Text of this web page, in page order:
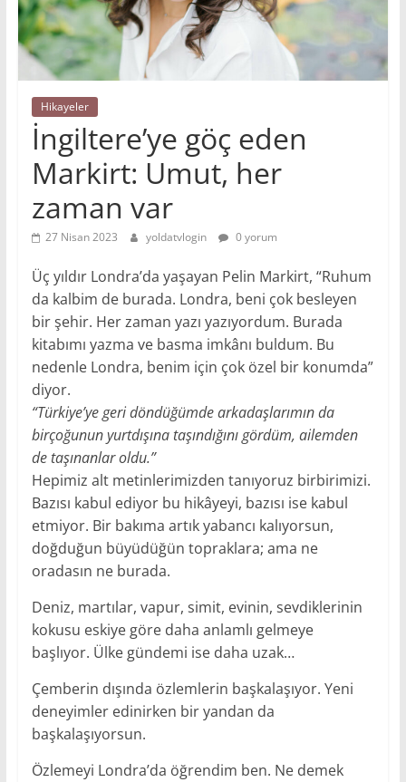
Hikayeler
İngiltere’ye göç eden
Markirt: Umut, her
zaman var
27 Nisan 2023 yoldatvlogin 0 yorum
Üç yıldır Londra’da yaşayan Pelin Markirt, “Ruhum
da kalbim de burada. Londra, beni çok besleyen
bir şehir. Her zaman yazı yazıyordum. Burada
kitabımı yazma ve basma imkânı buldum. Bu
nedenle Londra, benim için çok özel bir konumda”
diyor.
“Türkiye’ye geri döndüğümde arkadaşlarımın da
birçoğunun yurtdışına taşındığını gördüm, ailemden
de taşınanlar oldu.”
Hepimiz alt metinlerimizden tanıyoruz birbirimizi.
Bazısı kabul ediyor bu hikâyeyi, bazısı ise kabul
etmiyor. Bir bakıma artık yabancı kalıyorsun,
doğduğun büyüdüğün topraklara; ama ne
oradasın ne burada.
Deniz, martılar, vapur, simit, evinin, sevdiklerinin
kokusu eskiye göre daha anlamlı gelmeye
başlıyor. Ülke gündemi ise daha uzak…
Çemberin dışında özlemlerin başkalaşıyor. Yeni
deneyimler edinirken bir yandan da
başkalaşıyorsun.
Özlemeyi Londra’da öğrendim ben. Ne demek